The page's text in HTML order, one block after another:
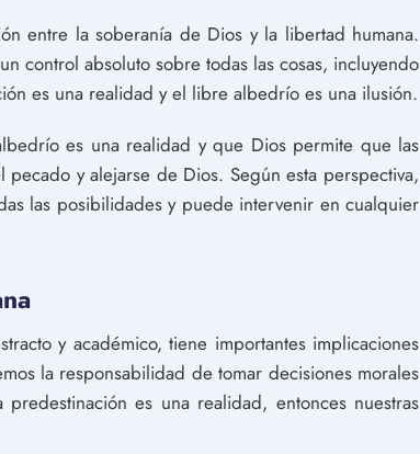
entre la soberanía de Dios y la libertad humana.
control absoluto sobre todas las cosas, incluyendo
es una realidad y el libre albedrío es una ilusión.
es una realidad y que Dios permite que las
y alejarse de Dios. Según esta perspectiva,
las posibilidades y puede intervenir en cualquier
y académico, tiene importantes implicaciones
la responsabilidad de tomar decisiones morales
es una realidad, entonces nuestras